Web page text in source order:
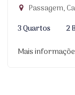
Passagem,
3 Quartos
2
Mais